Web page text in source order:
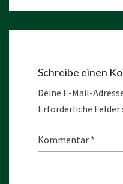
Schreibe einen
Deine E-Mail-
Erforderliche Felder
Kommentar *